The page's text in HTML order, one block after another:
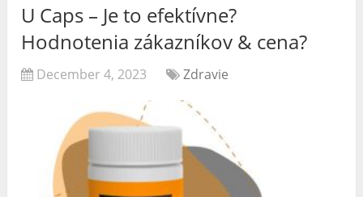
U Caps – Je to efektívne?
Hodnotenia zákazníkov & cena?
December 4, 2023 Zdravie